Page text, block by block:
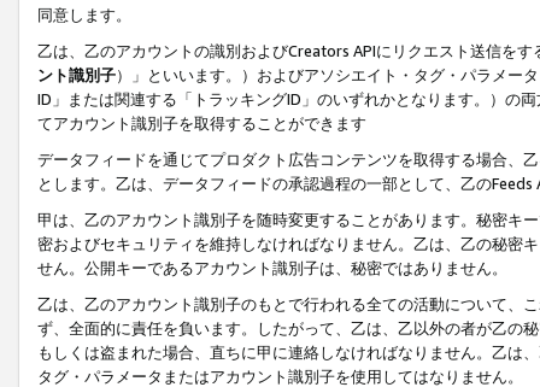
同意します。
乙は、乙のアカウントの識別およびCreators APIにリクエスト送信を
ント識別子）」といいます。）およびアソシエイト・タグ・パラメー
ID」または関連する「トラッキングID」のいずれかとなります。）の
てアカウント識別子を取得することができます
データフィードを通じてプロダクト広告コンテンツを取得する場合、
とします。乙は、データフィードの承認過程の一部として、乙の
甲は、乙のアカウント識別子を随時変更することがあります。秘密キ
密およびセキュリティを維持しなければなりません。乙は、乙の秘密
せん。公開キーであるアカウント識別子は、秘密ではありません。
乙は、乙のアカウント識別子のもとで行われる全ての活動について、
ず、全面的に責任を負います。したがって、乙は、乙以外の者が乙の
もしくは盗まれた場合、直ちに甲に連絡しなければなりません。乙は
タグ・パラメータまたはアカウント識別子を使用してはなりません。